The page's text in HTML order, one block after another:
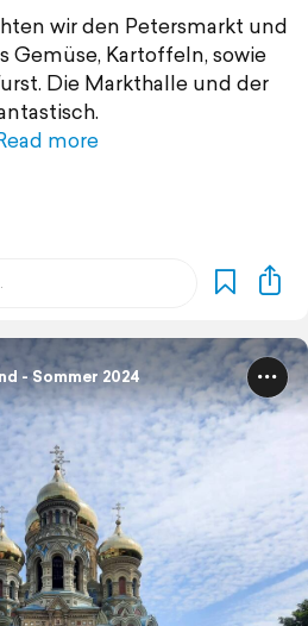
wir den Petersmarkt und
Gemüse, Kartoffeln, sowie
Die Markthalle und der
more
- Sommer 2024